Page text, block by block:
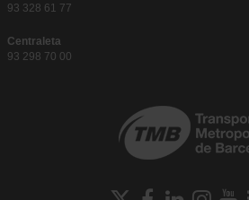
93 328 61 77
Centraleta
93 298 70 00